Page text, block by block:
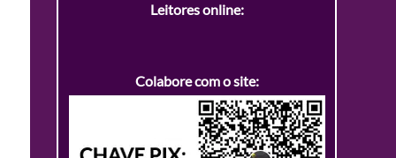
Leitores online:
Colabore com o site: